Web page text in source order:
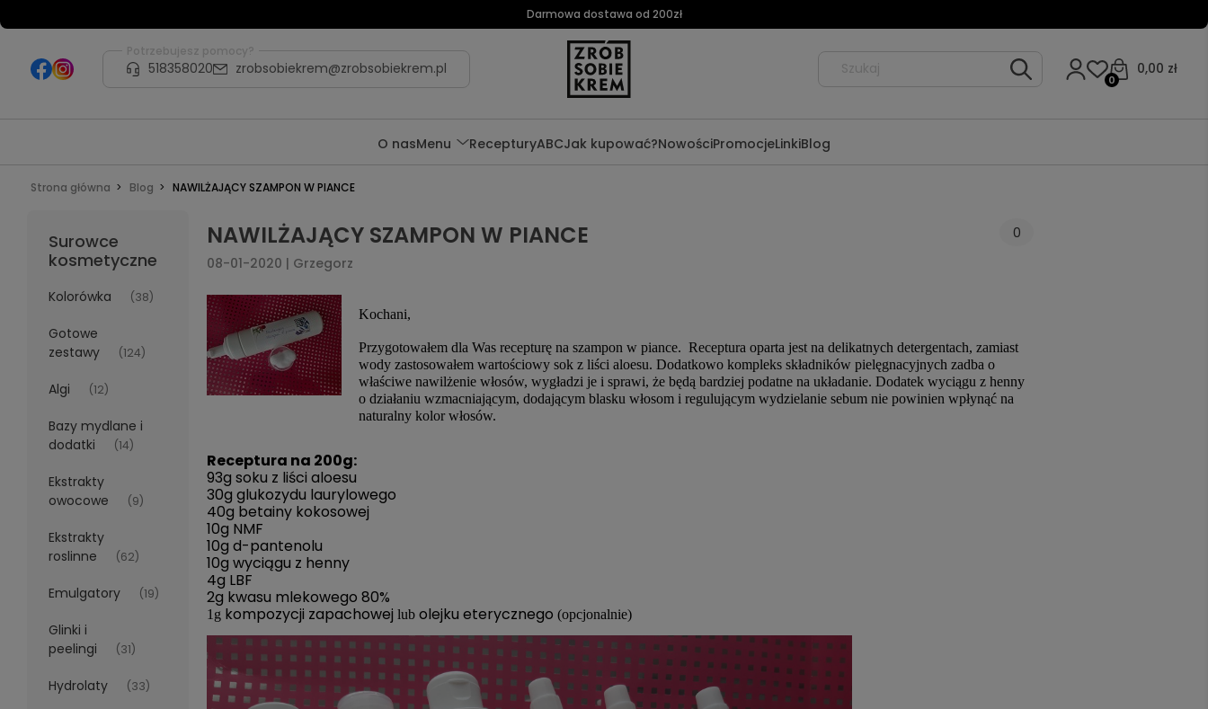
Darmowa dostawa od 200zł
Potrzebujesz pomocy?
518358020 zrobsobiekrem@zrobsobiekrem.pl 0,00 zł
0
O nasMenu RecepturyABCJak kupować?NowościPromocjeLinkiBlog
Strona główna Blog NAWILŻAJĄCY SZAMPON W PIANCE
Surowce
kosmetyczne
Kolorówka (38)
Gotowe
zestawy
(124)
Algi (12)
Bazy mydlane i
dodatki
(14)
Ekstrakty
owocowe
(9)
Ekstrakty
roslinne
(62)
Emulgatory (19)
Glinki i
peelingi
(31)
Hydrolaty (33)
NAWILŻAJĄCY SZAMPON W PIANCE
0
08-01-2020 | Grzegorz
Kochani,
Przygotowałem dla Was recepturę na szampon w piance. Receptura oparta jest na delikatnych detergentach, zamiast
wody zastosowałem wartościowy sok z liści aloesu. Dodatkowo kompleks składników pielęgnacyjnych zadba o
właściwe nawilżenie włosów, wygładzi je i sprawi, że będą bardziej podatne na układanie. Dodatek wyciągu z henny
o działaniu wzmacniającym, dodającym blasku włosom i regulującym wydzielanie sebum nie powinien wpłynąć na
naturalny kolor włosów.
Receptura na 200g:
93g soku z liści aloesu
30g glukozydu laurylowego
40g betainy kokosowej
10g NMF
10g d-pantenolu
10g wyciągu z henny
4g LBF
2g kwasu mlekowego 80%
1g kompozycji zapachowej lub olejku eterycznego (opcjonalnie)